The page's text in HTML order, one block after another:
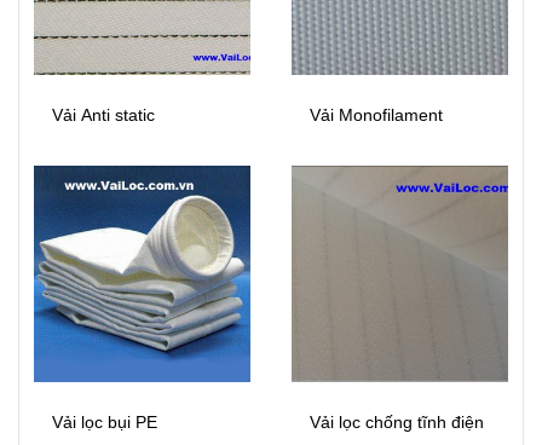
Vải Anti static Vải Monofilament
Vải lọc bụi PE Vải lọc chống tĩnh điện